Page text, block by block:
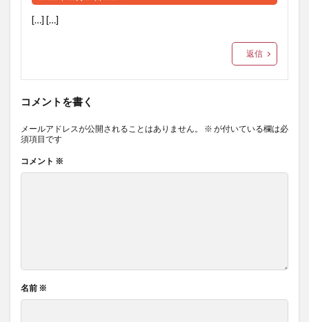
[…] […]
返信
コメントを書く
メールアドレスが公開されることはありません。 ※ が付いている欄は必
須項目です
コメント ※
名前 ※